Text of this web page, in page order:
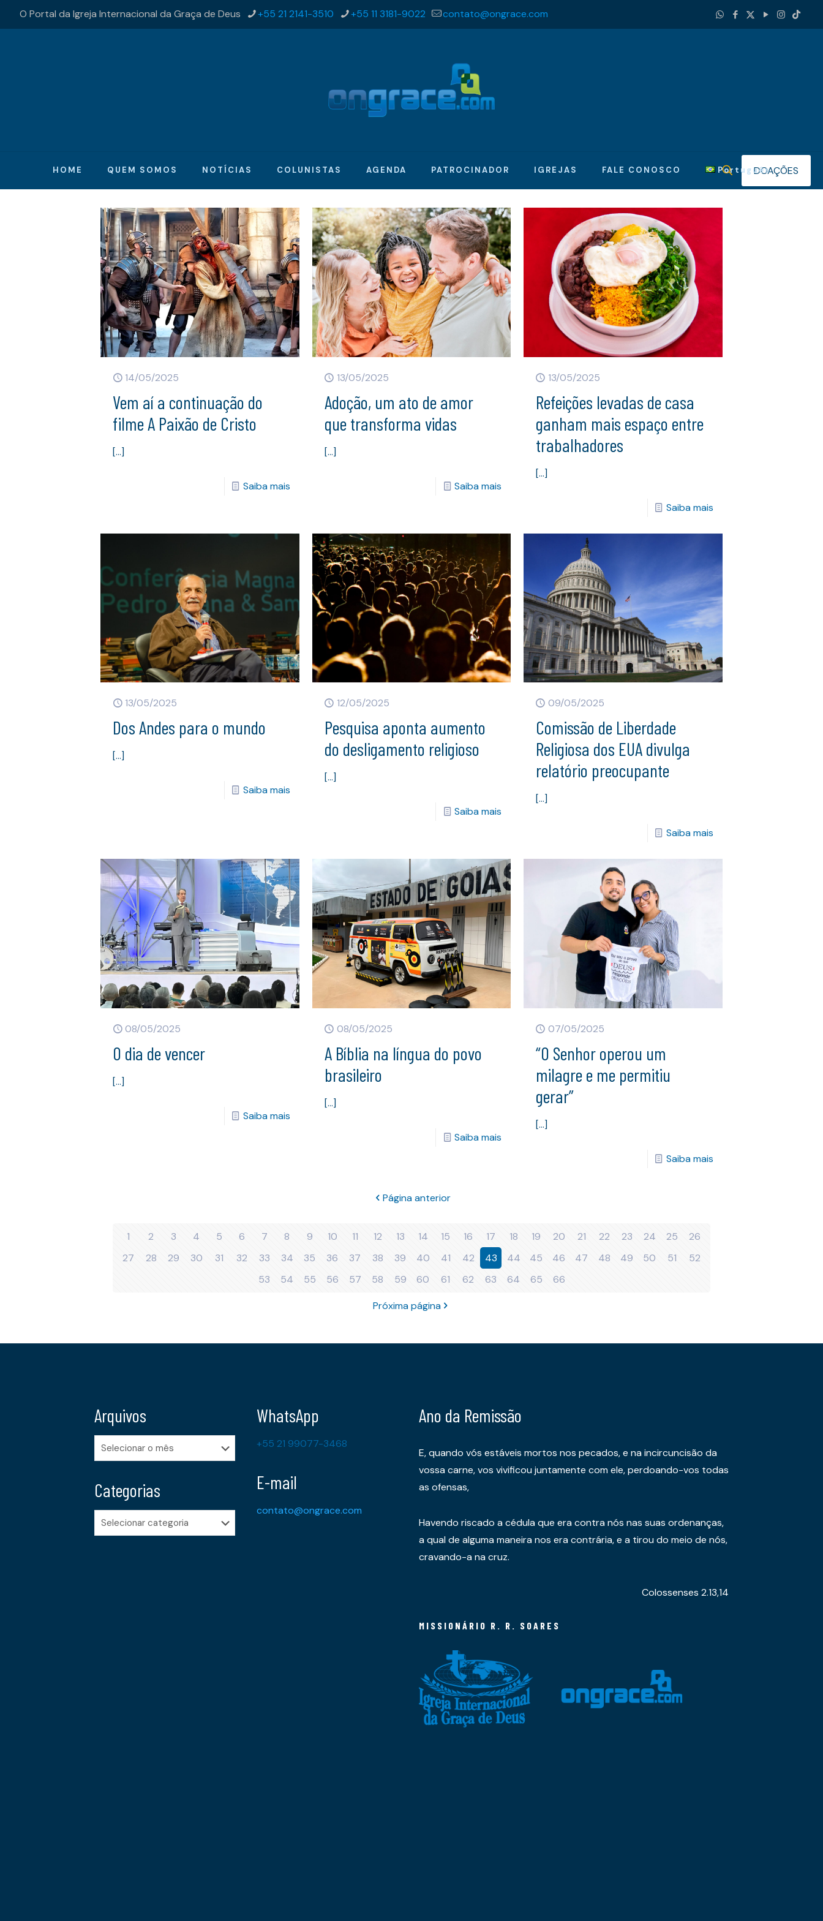
O Portal da Igreja Internacional da Graça de Deus +55 21 2141-3510 +55 11 3181-9022 contato@ongrace.com
HOME QUEM SOMOS NOTÍCIAS COLUNISTAS AGENDA PATROCINADOR IGREJAS FALE CONOSCO PortuguêsDOAÇÕES
14/05/2025
Vem aí a continuação do
filme A Paixão de Cristo
[…]
Saiba mais
13/05/2025
Adoção, um ato de amor
que transforma vidas
[…]
Saiba mais
13/05/2025
Refeições levadas de casa
ganham mais espaço entre
trabalhadores
[…]
Saiba mais
13/05/2025
Dos Andes para o mundo
[…]
Saiba mais
12/05/2025
Pesquisa aponta aumento
do desligamento religioso
[…]
Saiba mais
09/05/2025
Comissão de Liberdade
Religiosa dos EUA divulga
relatório preocupante
[…]
Saiba mais
08/05/2025
O dia de vencer
[…]
Saiba mais
08/05/2025
A Bíblia na língua do povo
brasileiro
[…]
Saiba mais
07/05/2025
“O Senhor operou um
milagre e me permitiu
gerar”
[…]
Saiba mais
Página anterior
1 2 3 4 5 6 7 8 9 10 11 12 13 14 15 16 17 18 19 20 21 22 23 24 25
26
27
28 29 30 31 32 33 34 35 36 37 38 39 40 41 42 43 44 45 46 47 48 49 50 51
52
53
54 55 56 57 58 59 60 61 62 63 64 65 66
Próxima página
Arquivos
Arquivos
Categorias
Categorias
WhatsApp
+55 21 99077-3468
E-mail
contato@ongrace.com
Ano da Remissão
E, quando vós estáveis mortos nos pecados, e na incircuncisão da
vossa carne, vos vivificou juntamente com ele, perdoando-vos todas
as ofensas,
Havendo riscado a cédula que era contra nós nas suas ordenanças,
a qual de alguma maneira nos era contrária, e a tirou do meio de nós,
cravando-a na cruz.
Colossenses 2.13,14
MISSIONÁRIO R. R. SOARES